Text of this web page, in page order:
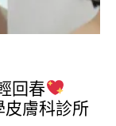
回春
皮膚科診所